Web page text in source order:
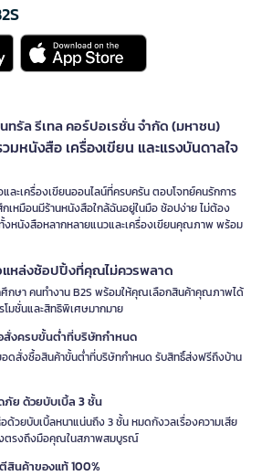
นทรัล รีเทล คอร์ปอเรชั่น จำกัด (มหาชน)
มหนังสือ เครื่องเขียน และแรงบันดาลใจ
ละเครื่องเขียนออนไลน์ที่ครบครัน ตอบโจทย์คนรักการ
เหมือนมีร้านหนังสือใกล้ฉันอยู่ในมือ ช้อปง่าย ไม่ต้อง
งหนังสือหลากหลายแนวและเครื่องเขียนคุณภาพ พร้อม
แหล่งช้อปปิ้งที่คุณไม่ควรพลาด
ศึกษา คนทำงาน B2S พร้อมให้คุณเลือกสินค้าคุณภาพได้
มชั่นและสิทธิพิเศษมากมาย
สั่งครบขั้นต่ำที่บริษัทกำหนด
ดสั่งซื้อสินค้าขั้นต่ำที่บริษัทกำหนด รับสิทธิ์ส่งฟรีถึงบ้าน
ย ด้วยบับเบิ้ล 3 ชั้น
ด้วยบับเบิ้ลหนาแน่นถึง 3 ชั้น หมดกังวลเรื่องความเสีย
ตรงถึงมือคุณในสภาพสมบูรณ์
สินค้าของแท้ 100%